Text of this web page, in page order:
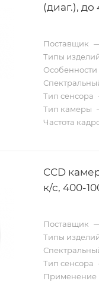
(диаг.), до
Поставщик
Типы
Особенности
Тип сенсора
Тип камеры
Частота
CCD
к/с, 400-
Поставщик
Типы
Тип сенсора
Применение